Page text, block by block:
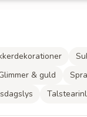
& guld